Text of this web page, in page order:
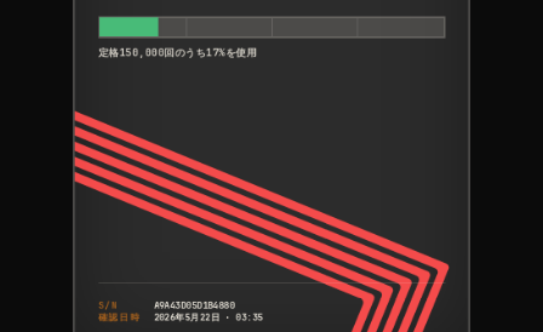
定格150,000回のうち17%を使用
S/N
A9A43D05D1B4880
確認日時
2026年5月22日 · 03:35